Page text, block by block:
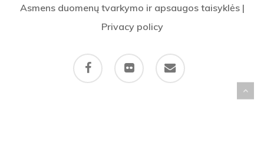
Asmens duomenų tvarkymo ir apsaugos taisyklės|
Privacy policy
facebook flickr email